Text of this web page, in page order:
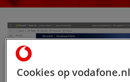
Cookies op vodafone.nl